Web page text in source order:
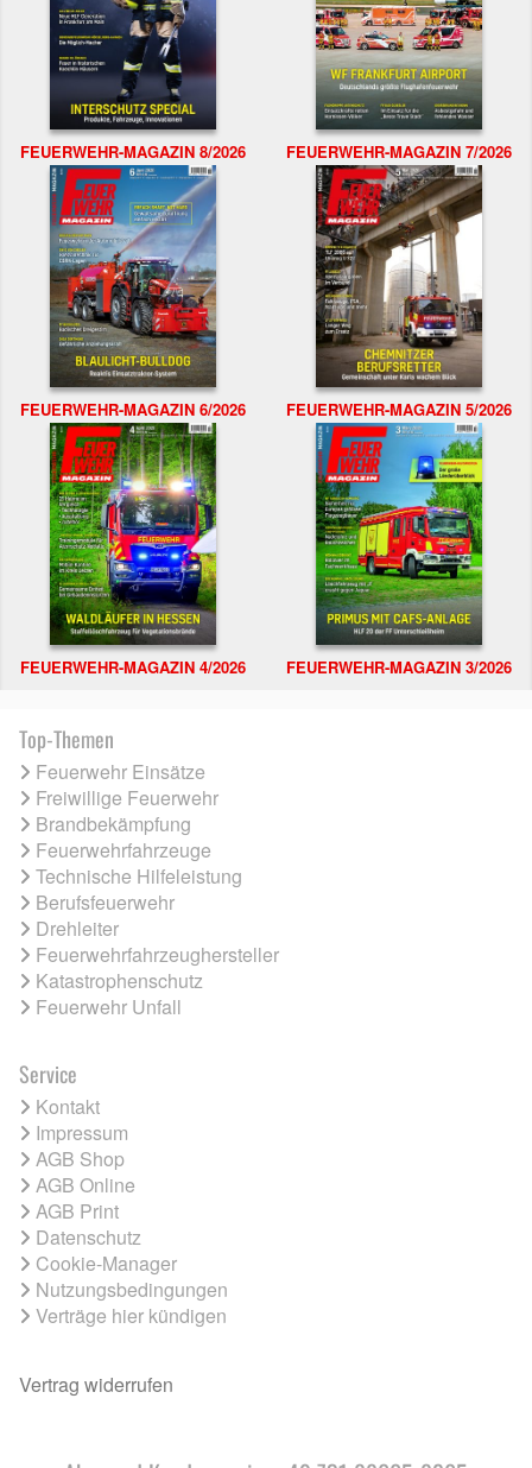
FEUERWEHR-MAGAZIN 8/2026 FEUERWEHR-MAGAZIN 7/2026
FEUERWEHR-MAGAZIN 6/2026 FEUERWEHR-MAGAZIN 5/2026
FEUERWEHR-MAGAZIN 4/2026 FEUERWEHR-MAGAZIN 3/2026
Top-Themen
Feuerwehr Einsätze
Freiwillige Feuerwehr
Brandbekämpfung
Feuerwehrfahrzeuge
Technische Hilfeleistung
Berufsfeuerwehr
Drehleiter
Feuerwehrfahrzeughersteller
Katastrophenschutz
Feuerwehr Unfall
Service
Kontakt
Impressum
AGB Shop
AGB Online
AGB Print
Datenschutz
Cookie-Manager
Nutzungsbedingungen
Verträge hier kündigen
Vertrag widerrufen